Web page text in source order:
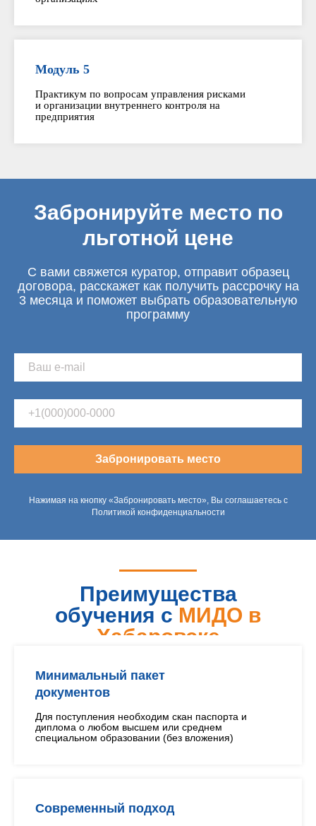
Модуль 5
Практикум по вопросам управления рисками
и организации внутреннего контроля на
предприятия
Забронируйте место по
льготной цене
С вами свяжется куратор, отправит образец
договора, расскажет как получить рассрочку на
3 месяца и поможет выбрать образовательную
программу
Забронировать место
Нажимая на кнопку «Забронировать место», Вы соглашаетесь с
Политикой конфиденциальности
Преимущества
обучения с МИДО в
Хабаровске
Минимальный пакет
документов
Для поступления необходим скан паспорта и
диплома о любом высшем или среднем
специальном образовании (без вложения)
Современный подход